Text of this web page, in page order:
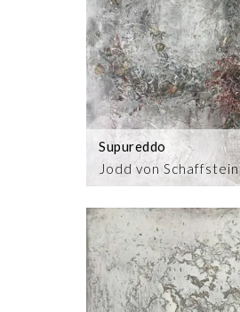
Jodd von Schaffstein
Supureddo